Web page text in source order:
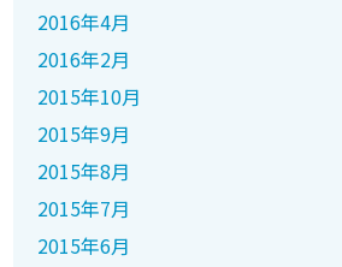
2016年4月
2016年2月
2015年10月
2015年9月
2015年8月
2015年7月
2015年6月